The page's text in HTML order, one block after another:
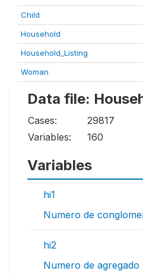
Child
Household
Household_Listing
Woman
Data file:
Cases:
29817
Variables:
160
Variables
hi1
Numero de
hi2
Numero de agregado